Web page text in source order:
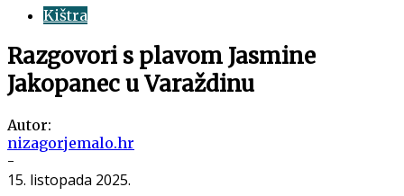
Kištra
Razgovori s plavom Jasmine
Jakopanec u Varaždinu
Autor:
nizagorjemalo.hr
-
15. listopada 2025.